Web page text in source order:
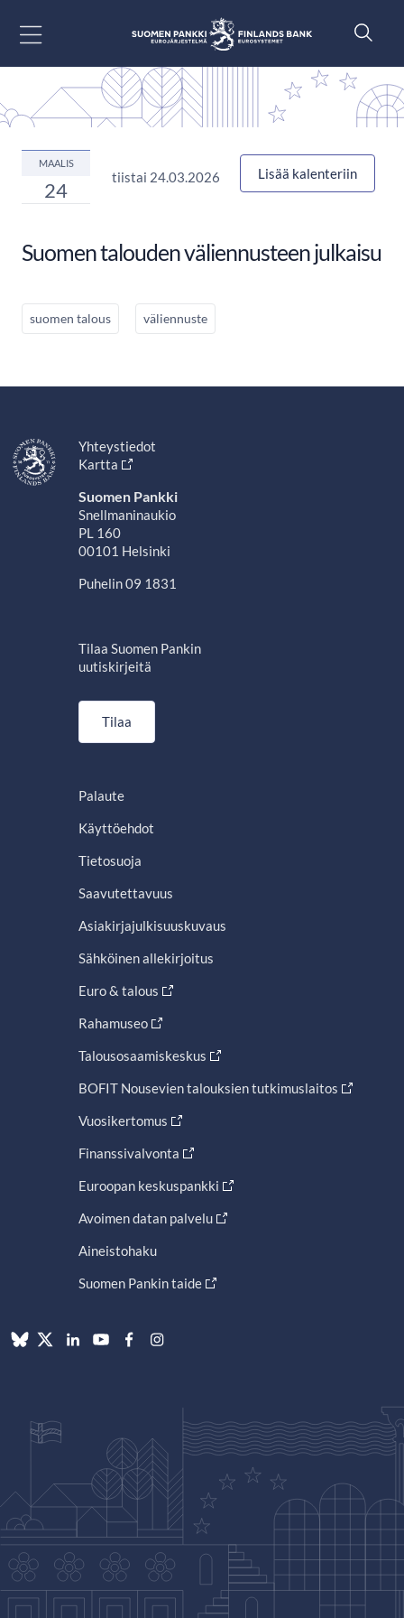
MAALIS
24
tiistai 24.03.2026 Lisää kalenteriin
Suomen talouden väliennusteen julkaisu
suomen talous väliennuste
Yhteystiedot
Kartta
Suomen Pankki
Snellmaninaukio
PL 160
00101 Helsinki
Puhelin 09 1831
Tilaa Suomen Pankin
uutiskirjeitä
Tilaa
Palaute
Käyttöehdot
Tietosuoja
Saavutettavuus
Asiakirjajulkisuuskuvaus
Sähköinen allekirjoitus
Euro & talous
Rahamuseo
Talousosaamiskeskus
BOFIT Nousevien talouksien tutkimuslaitos
Vuosikertomus
Finanssivalvonta
Euroopan keskuspankki
Avoimen datan palvelu
Aineistohaku
Suomen Pankin taide